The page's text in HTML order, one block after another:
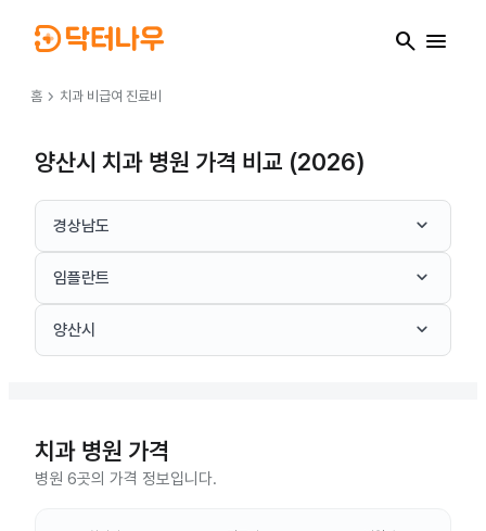
search menu
홈 chevron_right 치과 비급여 진료비
양산시 치과 병원 가격 비교 (2026)
경상남도 keyboard_arrow_down
임플란트 keyboard_arrow_down
양산시 keyboard_arrow_down
치과 병원 가격
병원 6곳의 가격 정보입니다.